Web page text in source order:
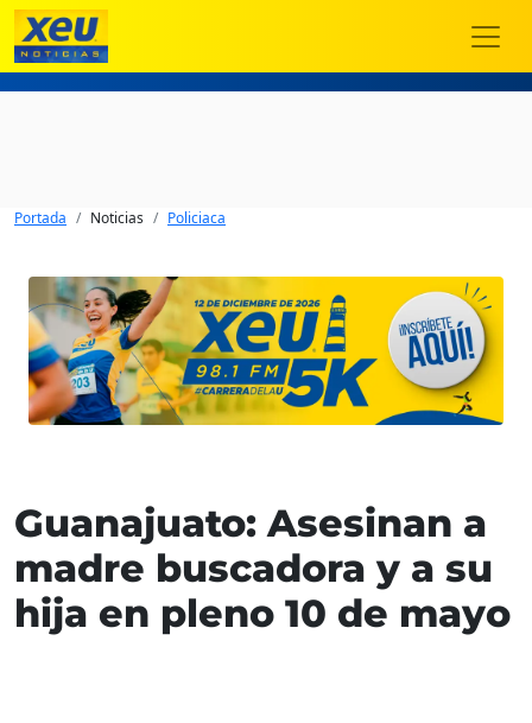
Portada Noticias Policiaca
Guanajuato: Asesinan a
madre buscadora y a su
hija en pleno 10 de mayo